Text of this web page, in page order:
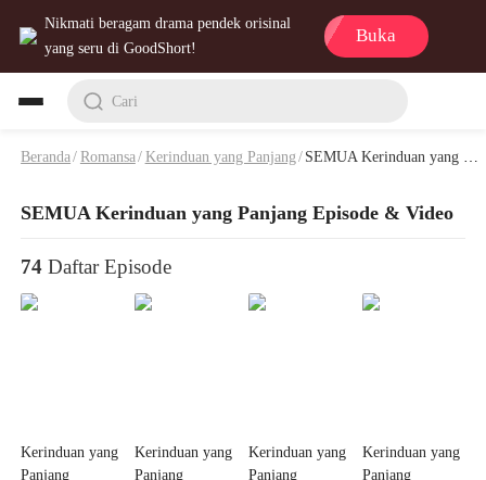
Nikmati beragam drama pendek orisinal
yang seru di GoodShort!
Buka
Cari
Beranda /Romansa /Kerinduan yang Panjang/SEMUA Kerinduan yang Panjang Episode & Video
SEMUA Kerinduan yang Panjang Episode & Video
74 Daftar Episode
Kerinduan yang
Panjang
Kerinduan yang
Panjang
Kerinduan yang
Panjang
Kerinduan yang
Panjang